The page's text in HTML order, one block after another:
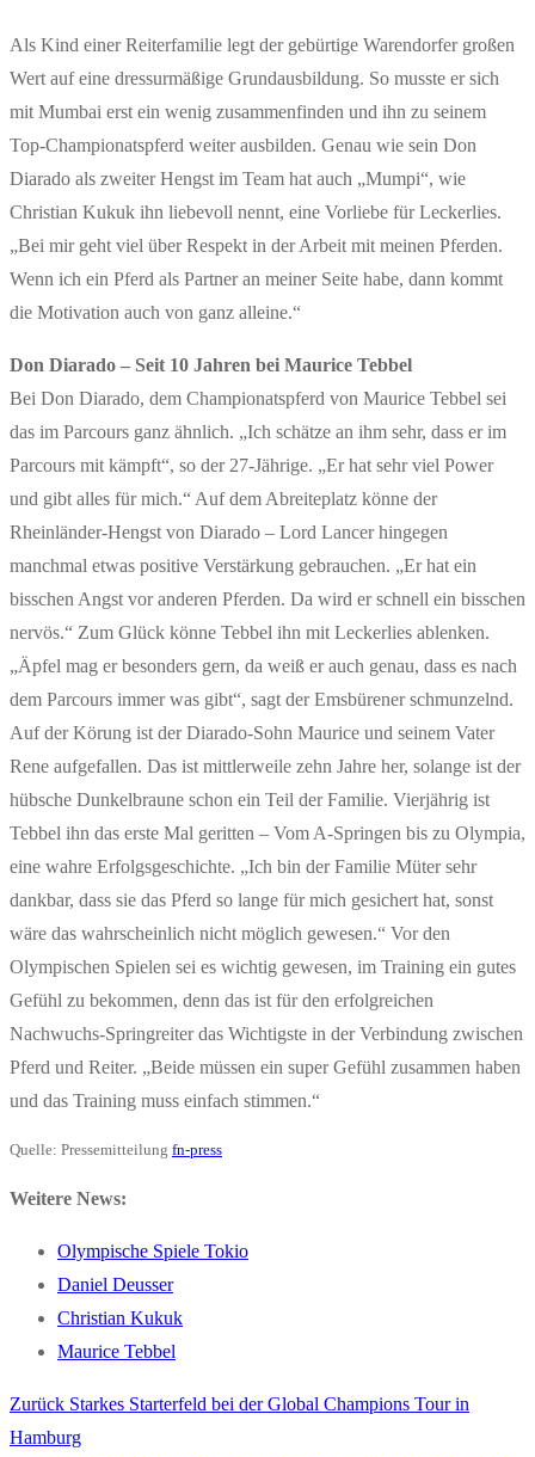
Als Kind einer Reiterfamilie legt der gebürtige Warendorfer großen
Wert auf eine dressurmäßige Grundausbildung. So musste er sich
mit Mumbai erst ein wenig zusammenfinden und ihn zu seinem
Top-Championatspferd weiter ausbilden. Genau wie sein Don
Diarado als zweiter Hengst im Team hat auch „Mumpi“, wie
Christian Kukuk ihn liebevoll nennt, eine Vorliebe für Leckerlies.
„Bei mir geht viel über Respekt in der Arbeit mit meinen Pferden.
Wenn ich ein Pferd als Partner an meiner Seite habe, dann kommt
die Motivation auch von ganz alleine.“
Don Diarado – Seit 10 Jahren bei Maurice Tebbel
Bei Don Diarado, dem Championatspferd von Maurice Tebbel sei
das im Parcours ganz ähnlich. „Ich schätze an ihm sehr, dass er im
Parcours mit kämpft“, so der 27-Jährige. „Er hat sehr viel Power
und gibt alles für mich.“ Auf dem Abreiteplatz könne der
Rheinländer-Hengst von Diarado – Lord Lancer hingegen
manchmal etwas positive Verstärkung gebrauchen. „Er hat ein
bisschen Angst vor anderen Pferden. Da wird er schnell ein bisschen
nervös.“ Zum Glück könne Tebbel ihn mit Leckerlies ablenken.
„Äpfel mag er besonders gern, da weiß er auch genau, dass es nach
dem Parcours immer was gibt“, sagt der Emsbürener schmunzelnd.
Auf der Körung ist der Diarado-Sohn Maurice und seinem Vater
Rene aufgefallen. Das ist mittlerweile zehn Jahre her, solange ist der
hübsche Dunkelbraune schon ein Teil der Familie. Vierjährig ist
Tebbel ihn das erste Mal geritten – Vom A-Springen bis zu Olympia,
eine wahre Erfolgsgeschichte. „Ich bin der Familie Müter sehr
dankbar, dass sie das Pferd so lange für mich gesichert hat, sonst
wäre das wahrscheinlich nicht möglich gewesen.“ Vor den
Olympischen Spielen sei es wichtig gewesen, im Training ein gutes
Gefühl zu bekommen, denn das ist für den erfolgreichen
Nachwuchs-Springreiter das Wichtigste in der Verbindung zwischen
Pferd und Reiter. „Beide müssen ein super Gefühl zusammen haben
und das Training muss einfach stimmen.“
Quelle: Pressemitteilung fn-press
Weitere News:
Olympische Spiele Tokio
Daniel Deusser
Christian Kukuk
Maurice Tebbel
Beitragsnavigation
Zurück Vorheriger
Beitrag:
Starkes Starterfeld bei der Global Champions Tour in
Hamburg